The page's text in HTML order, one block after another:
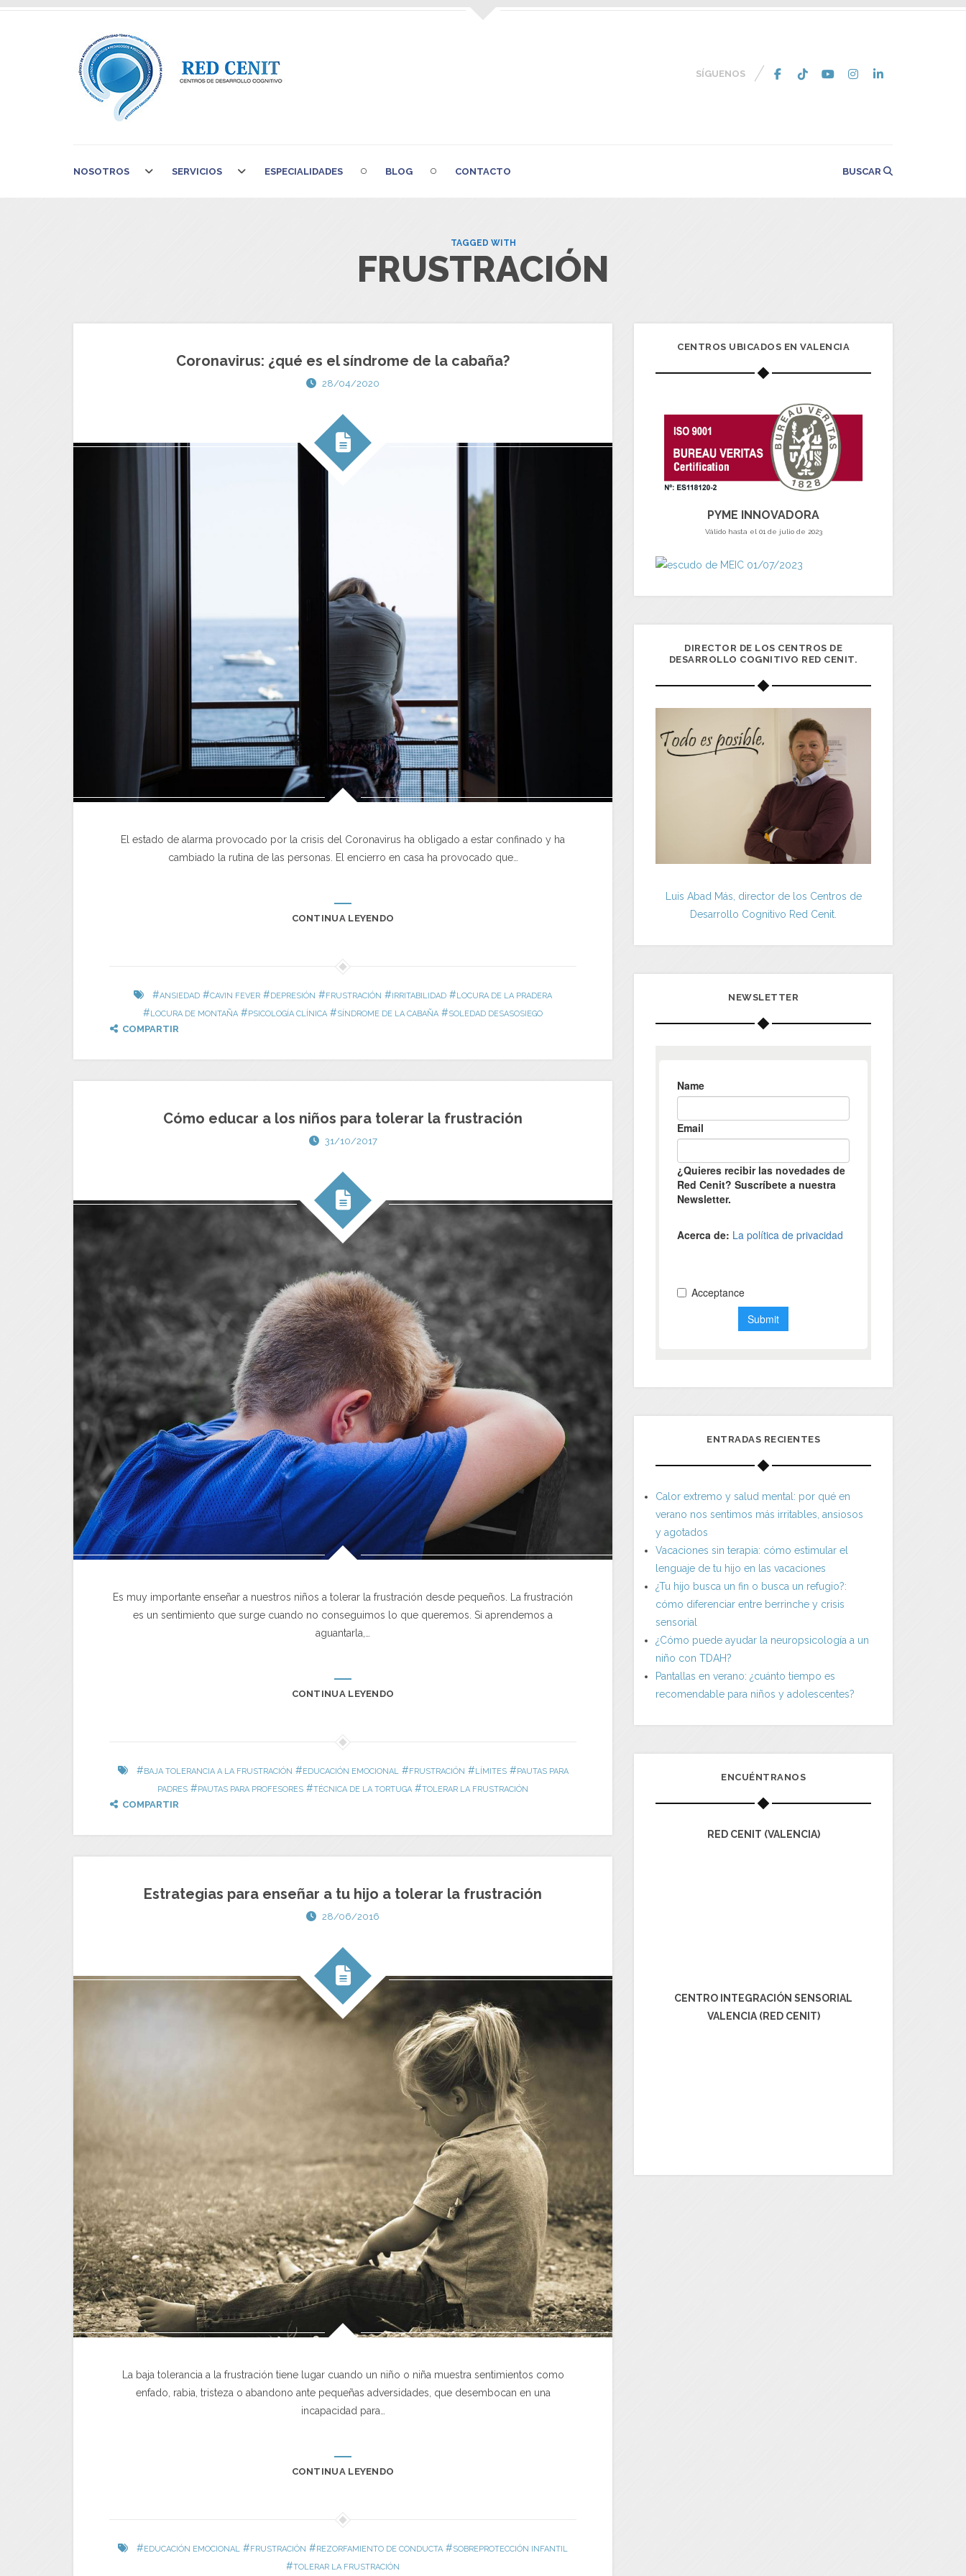
SÍGUENOS
NOSOTROS SERVICIOS ESPECIALIDADES BLOG CONTACTO BUSCAR
TAGGED WITH
FRUSTRACIÓN
Coronavirus: ¿qué es el síndrome de la cabaña?
28/04/2020
El estado de alarma provocado por la crisis del Coronavirus ha obligado a estar confinado y ha
cambiado la rutina de las personas. El encierro en casa ha provocado que…
CONTINUA LEYENDO
#ANSIEDAD #CAVIN FEVER #DEPRESIÓN #FRUSTRACIÓN #IRRITABILIDAD #LOCURA DE LA PRADERA
#LOCURA DE MONTAÑA #PSICOLOGÍA CLÍNICA #SÍNDROME DE LA CABAÑA #SOLEDAD DESASOSIEGO
COMPARTIR
Cómo educar a los niños para tolerar la frustración
31/10/2017
Es muy importante enseñar a nuestros niños a tolerar la frustración desde pequeños. La frustración
es un sentimiento que surge cuando no conseguimos lo que queremos. Si aprendemos a
aguantarla,…
CONTINUA LEYENDO
#BAJA TOLERANCIA A LA FRUSTRACIÓN #EDUCACIÓN EMOCIONAL #FRUSTRACIÓN #LÍMITES#PAUTAS PARA
PADRES #PAUTAS PARA PROFESORES #TÉCNICA DE LA TORTUGA #TOLERAR LA FRUSTRACIÓN
COMPARTIR
Estrategias para enseñar a tu hijo a tolerar la frustración
28/06/2016
La baja tolerancia a la frustración tiene lugar cuando un niño o niña muestra sentimientos como
enfado, rabia, tristeza o abandono ante pequeñas adversidades, que desembocan en una
incapacidad para…
CONTINUA LEYENDO
#EDUCACIÓN EMOCIONAL #FRUSTRACIÓN #REZORFAMIENTO DE CONDUCTA #SOBREPROTECCIÓN INFANTIL
#TOLERAR LA FRUSTRACIÓN
CENTROS UBICADOS EN VALENCIA
PYME INNOVADORA
Válido hasta el 01 de julio de 2023
DIRECTOR DE LOS CENTROS DE
DESARROLLO COGNITIVO RED CENIT.
Luis Abad Más, director de los Centros de
Desarrollo Cognitivo Red Cenit.
NEWSLETTER
ENTRADAS RECIENTES
Calor extremo y salud mental: por qué en
verano nos sentimos más irritables, ansiosos
y agotados
Vacaciones sin terapia: cómo estimular el
lenguaje de tu hijo en las vacaciones
¿Tu hijo busca un fin o busca un refugio?:
cómo diferenciar entre berrinche y crisis
sensorial
¿Cómo puede ayudar la neuropsicología a un
niño con TDAH?
Pantallas en verano: ¿cuánto tiempo es
recomendable para niños y adolescentes?
ENCUÉNTRANOS
RED CENIT (VALENCIA)
CENTRO INTEGRACIÓN SENSORIAL
VALENCIA (RED CENIT)